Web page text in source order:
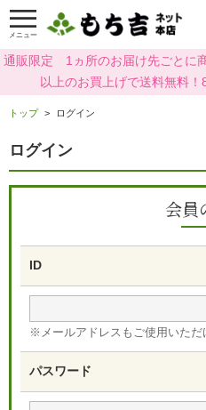
メニュー
通販限定 1ヵ所のお届け先ごとに
以上のお買上げで送料無料
トップ ログイン
ログイン
会員
ID
※メールアドレスもご使用いただ
パスワード